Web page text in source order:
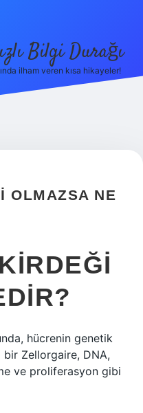
Bilgi Durağı
ilham veren kısa hikayeler!
OLMAZSA NE
hücrenin genetik
Zellorgaire, DNA,
ve proliferasyon gibi